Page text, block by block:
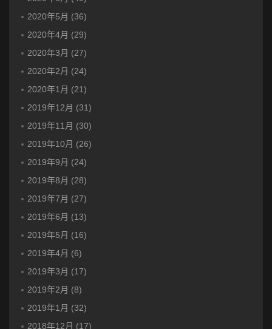
2020年5月 (36)
2020年4月 (29)
2020年3月 (27)
2020年2月 (24)
2020年1月 (21)
2019年12月 (31)
2019年11月 (30)
2019年10月 (26)
2019年9月 (24)
2019年8月 (28)
2019年7月 (27)
2019年6月 (13)
2019年5月 (16)
2019年4月 (6)
2019年3月 (17)
2019年2月 (8)
2019年1月 (32)
2018年12月 (17)